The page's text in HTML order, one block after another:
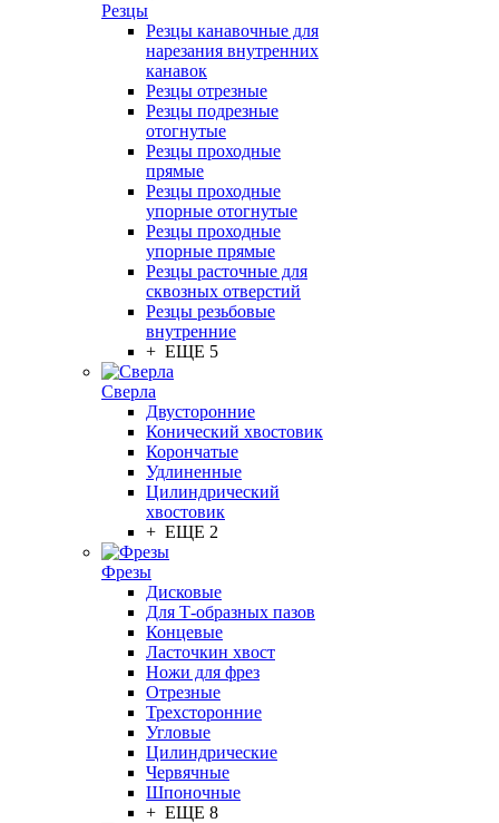
Резцы
Резцы канавочные для
нарезания внутренних
канавок
Резцы отрезные
Резцы подрезные
отогнутые
Резцы проходные
прямые
Резцы проходные
упорные отогнутые
Резцы проходные
упорные прямые
Резцы расточные для
сквозных отверстий
Резцы резьбовые
внутренние
+ ЕЩЕ 5
Сверла
Двусторонние
Конический хвостовик
Корончатые
Удлиненные
Цилиндрический
хвостовик
+ ЕЩЕ 2
Фрезы
Дисковые
Для Т-образных пазов
Концевые
Ласточкин хвост
Ножи для фрез
Отрезные
Трехсторонние
Угловые
Цилиндрические
Червячные
Шпоночные
+ ЕЩЕ 8